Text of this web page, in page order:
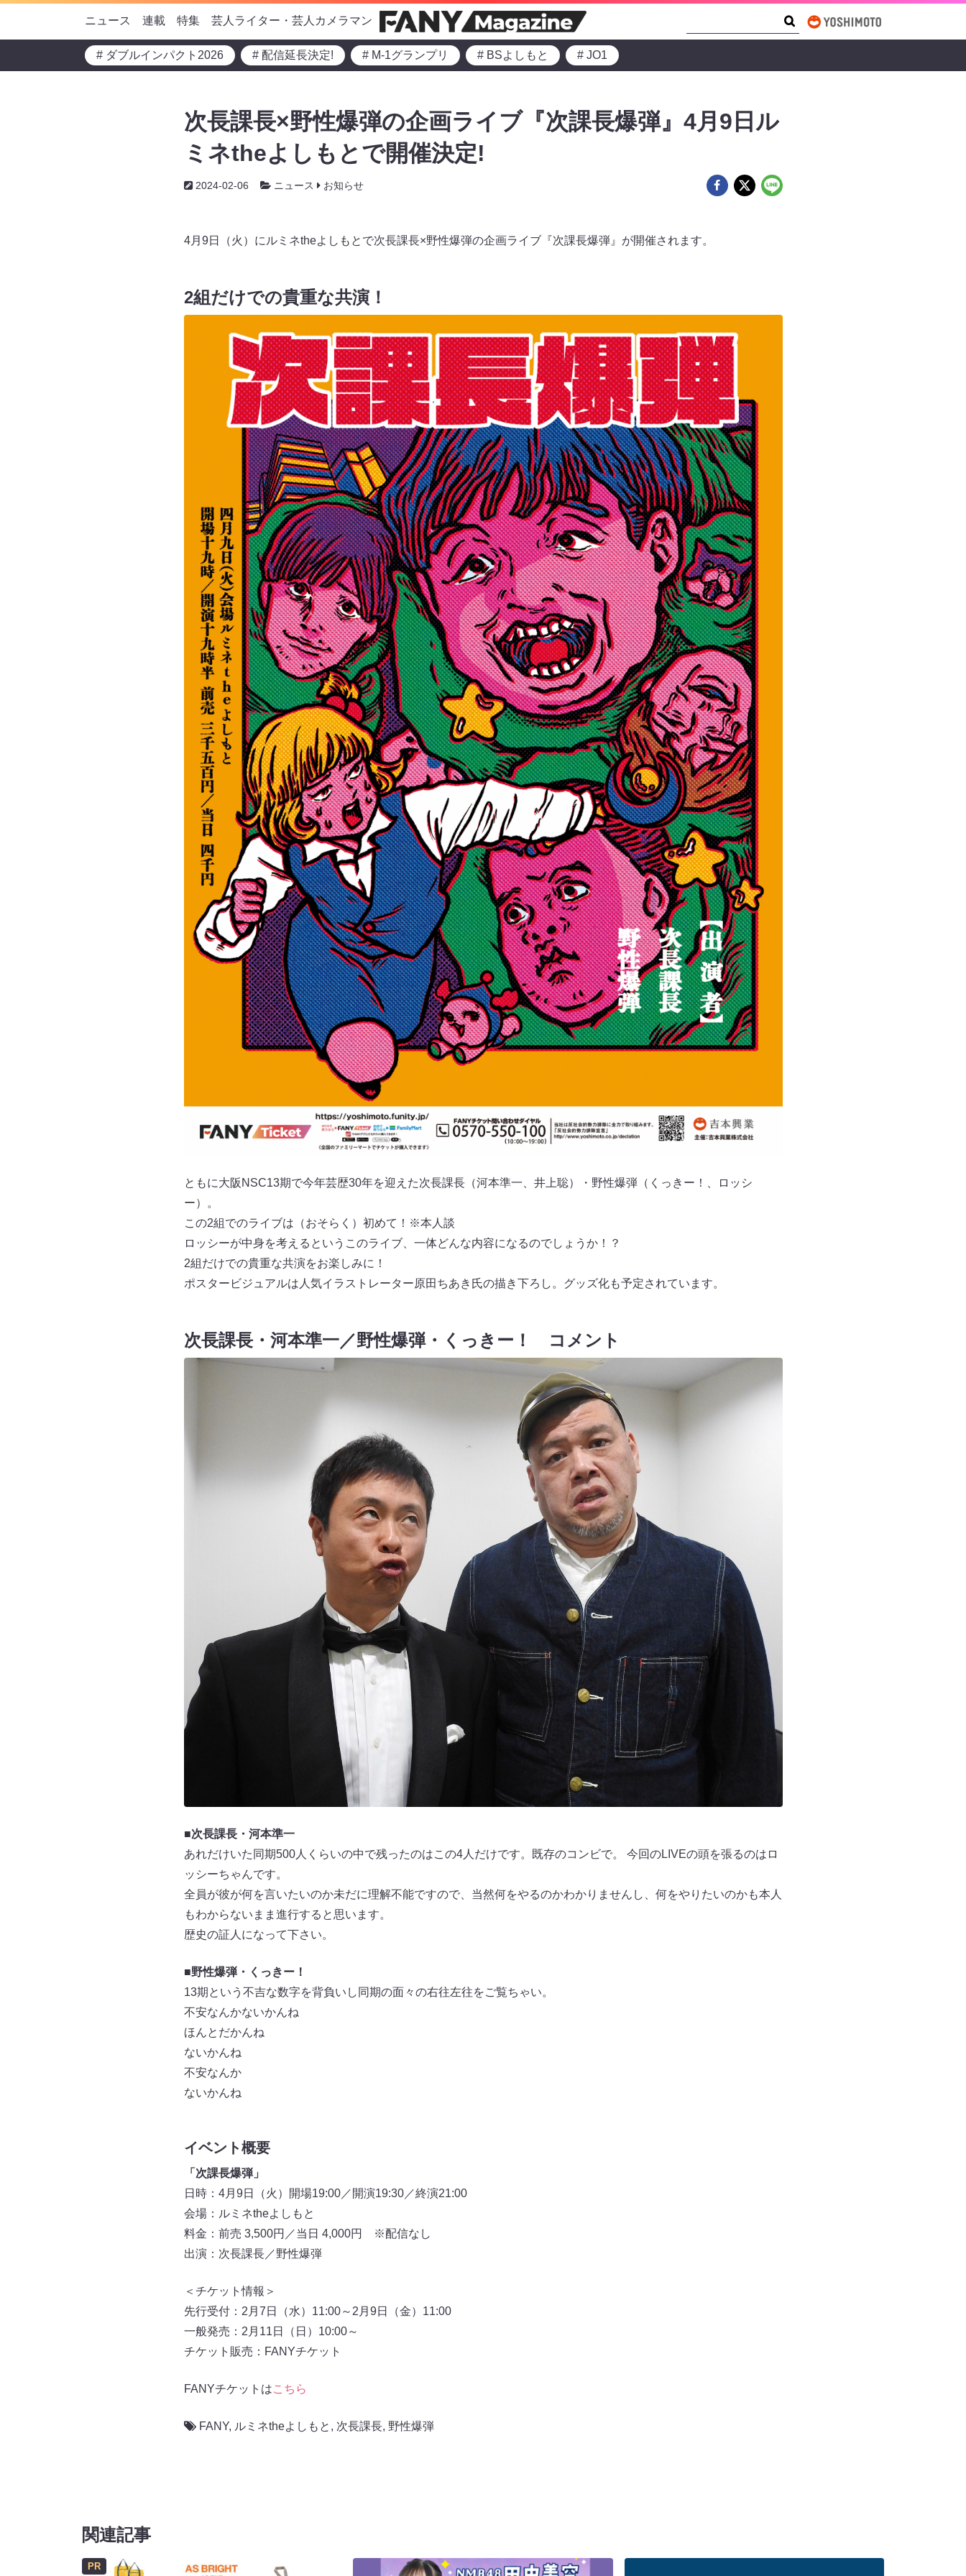
ニュース 連載 特集 芸人ライター・芸人カメラマン
# ダブルインパクト2026 # 配信延長決定! # M-1グランプリ # BSよしもと # JO1
次長課長×野性爆弾の企画ライブ『次課長爆弾』4月9日ル
ミネtheよしもとで開催決定!
2024-02-06 ニュース お知らせ
4月9日（火）にルミネtheよしもとで次長課長×野性爆弾の企画ライブ『次課長爆弾』が開催されます。
2組だけでの貴重な共演！
ともに大阪NSC13期で今年芸歴30年を迎えた次長課長（河本準一、井上聡）・野性爆弾（くっきー！、ロッシ
ー）。
この2組でのライブは（おそらく）初めて！※本人談
ロッシーが中身を考えるというこのライブ、一体どんな内容になるのでしょうか！？
2組だけでの貴重な共演をお楽しみに！
ポスタービジュアルは人気イラストレーター原田ちあき氏の描き下ろし。グッズ化も予定されています。
次長課長・河本準一／野性爆弾・くっきー！ コメント
■次長課長・河本準一
あれだけいた同期500人くらいの中で残ったのはこの4人だけです。既存のコンビで。 今回のLIVEの頭を張るのはロ
ッシーちゃんです。
全員が彼が何を言いたいのか未だに理解不能ですので、当然何をやるのかわかりませんし、何をやりたいのかも本人
もわからないまま進行すると思います。
歴史の証人になって下さい。
■野性爆弾・くっきー！
13期という不吉な数字を背負いし同期の面々の右往左往をご覧ちゃい。
不安なんかないかんね
ほんとだかんね
ないかんね
不安なんか
ないかんね
イベント概要
「次課長爆弾」
日時：4月9日（火）開場19:00／開演19:30／終演21:00
会場：ルミネtheよしもと
料金：前売 3,500円／当日 4,000円 ※配信なし
出演：次長課長／野性爆弾
＜チケット情報＞
先行受付：2月7日（水）11:00～2月9日（金）11:00
一般発売：2月11日（日）10:00～
チケット販売：FANYチケット
FANYチケットはこちら
FANY, ルミネtheよしもと , 次長課長, 野性爆弾
関連記事
PR